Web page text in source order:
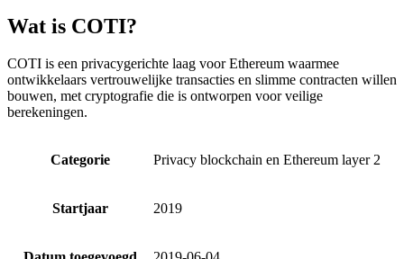
Wat is COTI?
COTI is een privacygerichte laag voor Ethereum waarmee
ontwikkelaars vertrouwelijke transacties en slimme contracten willen
bouwen, met cryptografie die is ontworpen voor veilige
berekeningen.
Categorie Privacy blockchain en Ethereum layer 2
Startjaar 2019